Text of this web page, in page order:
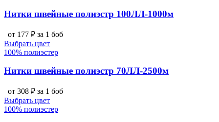
Нитки швейные полиэстр 100ЛЛ-1000м
от 177 ₽ за 1 боб
Выбрать цвет
100% полиэстер
Нитки швейные полиэстр 70ЛЛ-2500м
от 308 ₽ за 1 боб
Выбрать цвет
100% полиэстер